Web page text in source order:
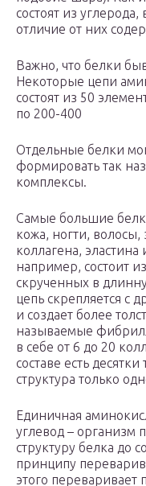
состоят из
отличие от них
Важно, что белки
Некоторые цепи
состоят из 50
по 200-400
Отдельные белки
формировать так
комплексы.
Самые большие
кожа, ногти,
коллагена,
например, состоит
скрученных в
цепь скрепляется с
и создает более
называемые
в себе от 6 до 20
составе есть
структура только
Единичная
углевод – организм
структуру белка до
принципу
этого